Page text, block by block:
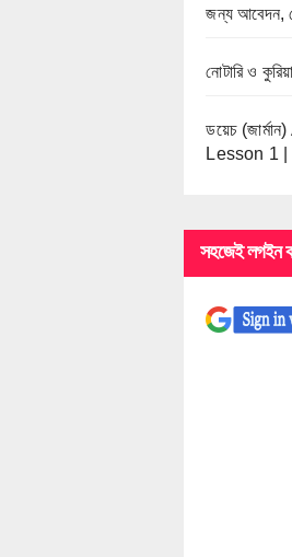
জন্য আবেদন,
নোটারি ও
ডয়েচ
Lesson 1
সহজেই লগইন